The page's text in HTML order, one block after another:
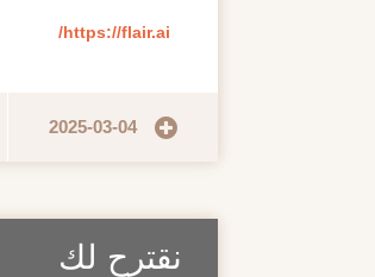
https://flair.ai/
2025-03-04
نقترح لك